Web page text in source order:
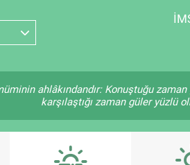
ahlâkındandır: Konuştuğu
karşılaştığı zaman güler yüzlü